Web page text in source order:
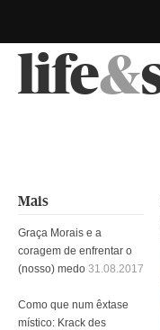
life&
Mais
Graça Morais e a
coragem de enfrentar o
(nosso) medo 31.08.2017
Como que num êxtase
místico: Krack des